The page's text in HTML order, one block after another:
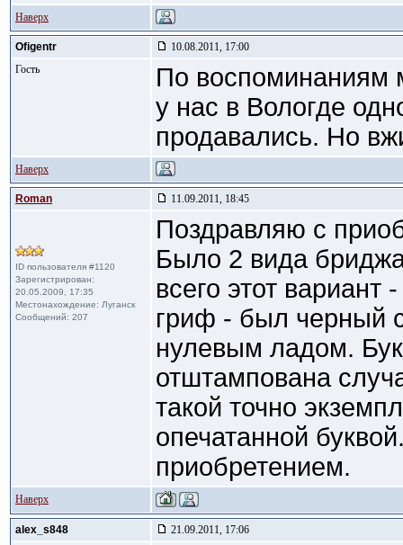
Наверх
Ofigentr
10.08.2011, 17:00
Гость
По воспоминаниям
у нас в Вологде
продавались. Но
Наверх
Roman 11.09.2011, 18:45
ID пользователя #1120
Зарегистрирован:
20.05.2009, 17:35
Местонахождение: Луганск
Сообщений: 207
Поздравляю с
Было 2 вида бриджа
всего этот
гриф - был черный
нулевым ладом.
отштампована
такой точно
опечатанной
приобретением.
Наверх
alex_s848
21.09.2011, 17:06